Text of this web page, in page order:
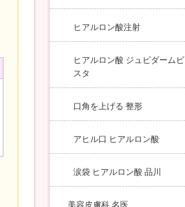
ヒアルロン酸注射
ヒアルロン酸 ジュビダームビ
スタ
口角を上げる 整形
アヒル口 ヒアルロン酸
涙袋 ヒアルロン酸 品川
美容皮膚科 名医